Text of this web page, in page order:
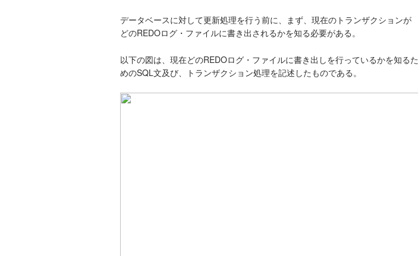
データベースに対して更新処理を行う前に、まず、現在のトランザクションが
どのREDOログ・ファイルに書き出されるかを知る必要がある。
以下の図は、現在どのREDOログ・ファイルに書き出しを行っているかを知るた
めのSQL文及び、トランザクション処理を記述したものである。